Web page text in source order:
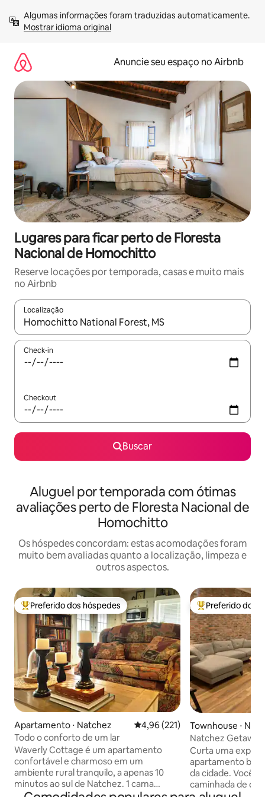
para
Mostrar idioma original
Anuncie seu espaço no Airbnb
Lugares para ficar perto de Floresta
Nacional de Homochitto
Reserve locações por temporada, casas e muito mais
no Airbnb
Localização
Quando os resultados estiverem disponíveis, explore-os
Check-in
Checkout
Buscar
Aluguel por temporada com ótimas
avaliações perto de Floresta Nacional de
Homochitto
Os hóspedes concordam: estas acomodações foram
muito bem avaliadas quanto a localização, limpeza e
outros aspectos.
Entre os melhores preferidos dos hóspedes
Preferido dos hóspedes
Apartamento ⋅ Natchez 4,96 de uma avaliação média de
4,96 (221)
Todo o conforto de um lar
Waverly Cottage é um apartamento
confortável e charmoso em um
ambiente rural tranquilo, a apenas 10
minutos ao sul de Natchez. 1 cama
Entre os
Preferido dos
Townhouse ⋅
Natchez
totalmente
cidade
Curta uma
apartamento
da cidade. Você está a uma curta
caminhada de